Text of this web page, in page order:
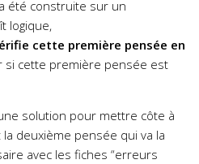
été construite sur un
logique,
cette première pensée en
si cette première pensée est
solution pour mettre côte à
deuxième pensée qui va la
avec les fiches “erreurs